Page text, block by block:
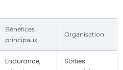
Bénéfices
principaux
Organisation
Endurance,
Sorties